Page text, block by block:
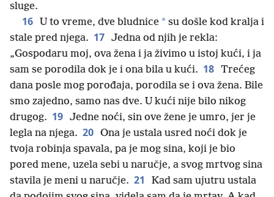
sluge.
16 U to vreme, dve bludnice * su došle kod kralja i
stale pred njega. 17 Jedna od njih je rekla:
„Gospodaru moj, ova žena i ja živimo u istoj kući, i ja
sam se porodila dok je i ona bila u kući. 18 Trećeg
dana posle mog porođaja, porodila se i ova žena. Bile
smo zajedno, samo nas dve. U kući nije bilo nikog
drugog. 19 Jedne noći, sin ove žene je umro, jer je
legla na njega. 20 Ona je ustala usred noći dok je
tvoja robinja spavala, pa je mog sina, koji je bio
pored mene, uzela sebi u naručje, a svog mrtvog sina
stavila je meni u naručje. 21
Kad sam ujutru ustala